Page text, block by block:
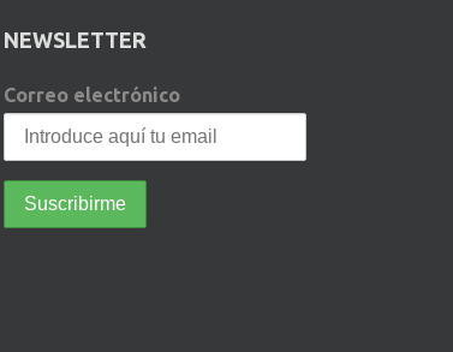
NEWSLETTER
Correo electrónico